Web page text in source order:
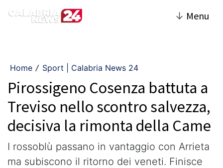
↓ Menu
Home / Sport | Calabria News 24
Pirossigeno Cosenza battuta a
Treviso nello scontro salvezza,
decisiva la rimonta della Came
I rossoblù passano in vantaggio con Arrieta
ma subiscono il ritorno dei veneti. Finisce